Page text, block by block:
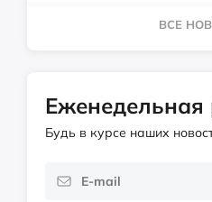
ВСЕ
Еженедельная
Будь в курсе наших